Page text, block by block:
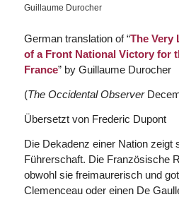
Guillaume Durocher
German translation of “The Very
of a Front National Victory for
France” by Guillaume Durocher
(The Occidental Observer
Übersetzt von Frederic Dupont
Die Dekadenz einer Nation zeigt
Führerschaft. Die Französische
obwohl sie freimaurerisch und
Clemenceau oder einen De